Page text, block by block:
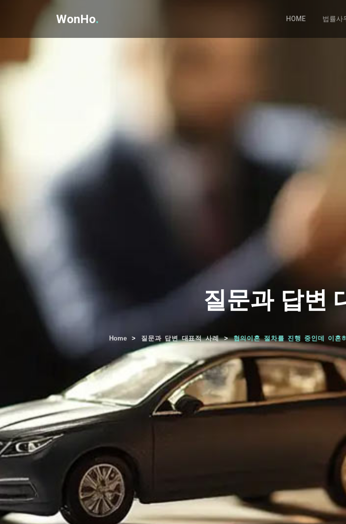
WonHo. HOME 법률사
질문과 답변
Home 질문과 답변 대표적 사례 협의이혼 절차를 진행 중인데 이혼